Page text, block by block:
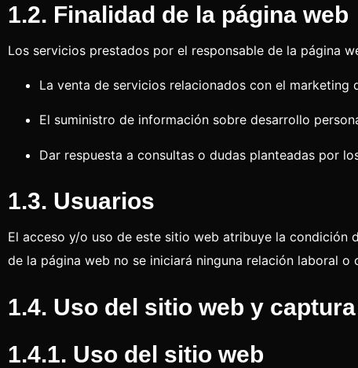
1.2. Finalidad de la página web
Los servicios prestados por el responsable de la página
La venta de servicios relacionados con el
El suministro de información sobre desarrollo
Dar respuesta a consultas o dudas planteadas por
1.3. Usuarios
El acceso y/o uso de este sitio web atribuye la condición
de la página web no se iniciará ninguna relación laboral o
1.4. Uso del sitio web y
1.4.1. Uso del sitio web